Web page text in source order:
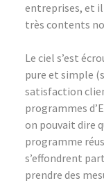
entreprises, et
très contents
Le ciel s’est
pure et simple
satisfaction
programmes
on pouvait dire
programme
s’effondrent
prendre des